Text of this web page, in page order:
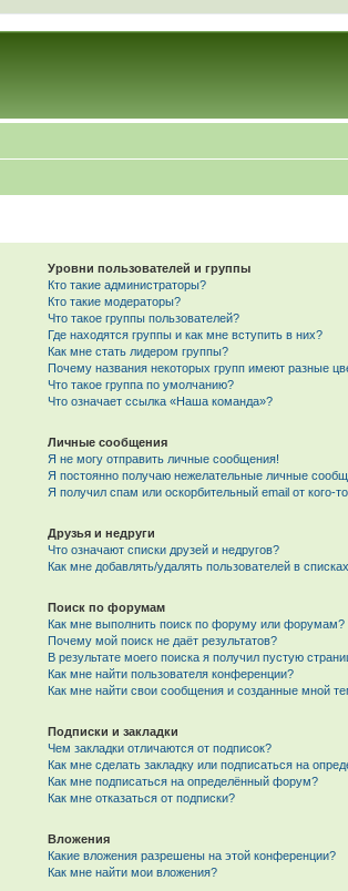
Уровни пользователей и группы
Кто такие администраторы?
Кто такие модераторы?
Что такое группы пользователей?
Где находятся группы и как мне вступить в них?
Как мне стать лидером группы?
Почему названия некоторых групп имеют разные
Что такое группа по умолчанию?
Что означает ссылка «Наша команда»?
Личные сообщения
Я не могу отправить личные сообщения!
Я постоянно получаю нежелательные личные
Я получил спам или оскорбительный email от кого-
Друзья и недруги
Что означают списки друзей и недругов?
Как мне добавлять/удалять пользователей в
Поиск по форумам
Как мне выполнить поиск по форуму или форумам?
Почему мой поиск не даёт результатов?
В результате моего поиска я получил пустую
Как мне найти пользователя конференции?
Как мне найти свои сообщения и созданные мной
Подписки и закладки
Чем закладки отличаются от подписок?
Как мне сделать закладку или подписаться на
Как мне подписаться на определённый форум?
Как мне отказаться от подписки?
Вложения
Какие вложения разрешены на этой конференции?
Как мне найти мои вложения?